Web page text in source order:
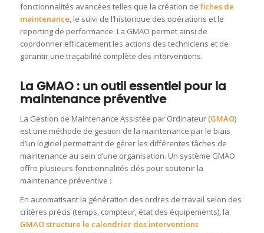
fonctionnalités avancées telles que la création de fiches de
maintenance, le suivi de l’historique des opérations et le
reporting de performance. La GMAO permet ainsi de
coordonner efficacement les actions des techniciens et de
garantir une traçabilité complète des interventions.
La GMAO : un outil essentiel pour la
maintenance préventive
La Gestion de Maintenance Assistée par Ordinateur (GMAO)
est une méthode de gestion de la maintenance par le biais
d’un logiciel permettant de gérer les différentes tâches de
maintenance au sein d’une organisation. Un système GMAO
offre plusieurs fonctionnalités clés pour soutenir la
maintenance préventive :
En automatisant la génération des ordres de travail selon des
critères précis (temps, compteur, état des équipements), la
GMAO structure le calendrier des interventions